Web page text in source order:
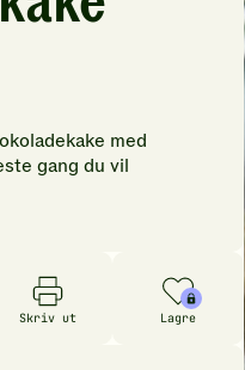
med
gang du vil
Skriv ut Lagre